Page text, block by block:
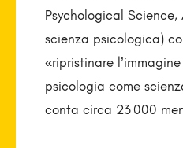
Psychological
scienza psicologica)
«ripristinare
psicologia come
conta circa 23 000